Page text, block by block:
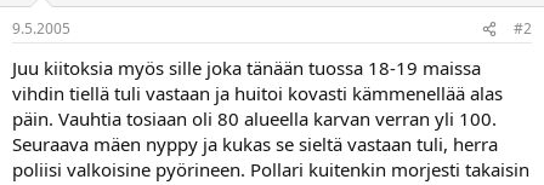
9.5.2005 #2
Juu kiitoksia myös sille joka tänään tuossa 18-19 maissa
vihdin tiellä tuli vastaan ja huitoi kovasti kämmenellää alas
päin. Vauhtia tosiaan oli 80 alueella karvan verran yli 100.
Seuraava mäen nyppy ja kukas se sieltä vastaan tuli, herra
poliisi valkoisine pyörineen. Pollari kuitenkin morjesti takaisin